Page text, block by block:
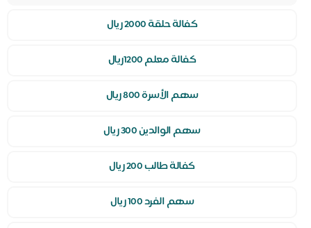
كفالة حلقة 2000 ريال
كفالة معلم 1200ريال
سهم الأسرة 800 ريال
سهم الوالدين 300 ريال
كفالة طالب 200 ريال
سهم الفرد 100 ريال